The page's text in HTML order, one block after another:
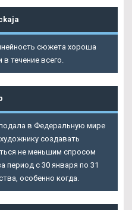
сюжета хороша
течение всего.
в Федеральную мире
создавать
не меньшим спросом
период с 30 января по 31
особенно когда.